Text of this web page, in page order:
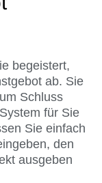
begeistert,
ab. Sie
Schluss
für Sie
Sie einfach
den
ausgeben